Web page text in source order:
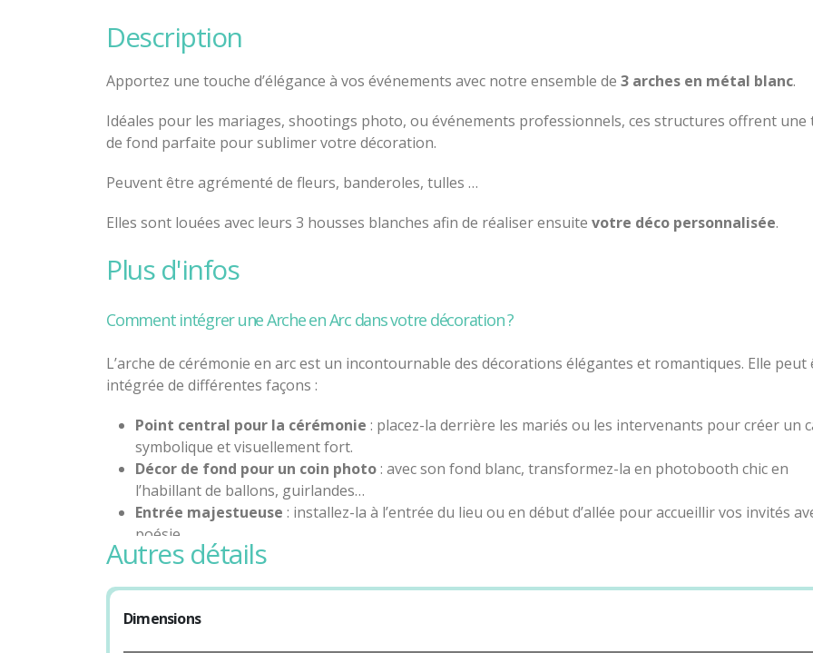
description
Apportez une touche d’élégance à vos événements avec notre ensemble de 3 arches en métal blanc.
Idéales pour les mariages, shootings photo, ou événements professionnels, ces structures offrent une
de fond parfaite pour sublimer votre décoration.
Peuvent être agrémenté de fleurs, banderoles, tulles …
Elles sont louées avec leurs 3 housses blanches afin de réaliser ensuite votre déco personnalisée.
plus d'infos
Comment intégrer une Arche en Arc dans votre décoration ?
L’arche de cérémonie en arc est un incontournable des décorations élégantes et romantiques. Elle peut
intégrée de différentes façons :
Point central pour la cérémonie : placez-la derrière les mariés ou les intervenants pour créer un
symbolique et visuellement fort.
Décor de fond pour un coin photo: avec son fond blanc, transformez-la en photobooth chic en
l’habillant de ballons, guirlandes…
Entrée majestueuse : installez-la à l’entrée du lieu ou en début d’allée pour accueillir vos invités
poésie.
Mise en valeur d’un espace clé
autres détails
Dimensions